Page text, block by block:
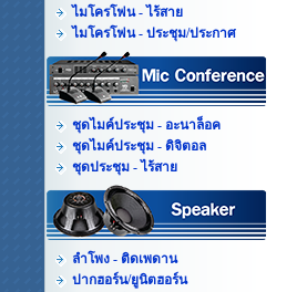
ไมโครโฟน - ไร้สาย
ไมโครโฟน - ประชุม/ประกาศ
ชุดไมค์ประชุม - อะนาล็อค
ชุดไมค์ประชุม - ดิจิตอล
ชุดประชุม - ไร้สาย
ลำโพง - ติดเพดาน
ปากฮอร์น/ยูนิตฮอร์น